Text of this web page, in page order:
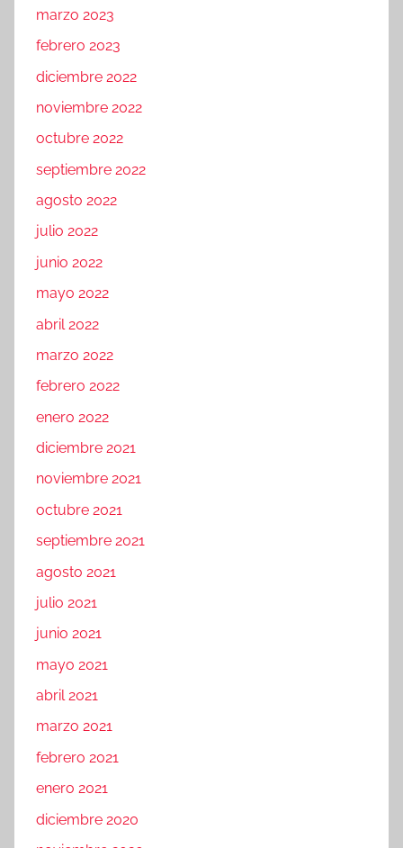
marzo 2023
febrero 2023
diciembre 2022
noviembre 2022
octubre 2022
septiembre 2022
agosto 2022
julio 2022
junio 2022
mayo 2022
abril 2022
marzo 2022
febrero 2022
enero 2022
diciembre 2021
noviembre 2021
octubre 2021
septiembre 2021
agosto 2021
julio 2021
junio 2021
mayo 2021
abril 2021
marzo 2021
febrero 2021
enero 2021
diciembre 2020